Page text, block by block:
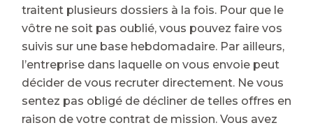
traitent plusieurs dossiers à la fois. Pour que le
vôtre ne soit pas oublié, vous pouvez faire vos
suivis sur une base hebdomadaire. Par ailleurs,
l’entreprise dans laquelle on vous envoie peut
décider de vous recruter directement. Ne vous
sentez pas obligé de décliner de telles offres en
raison de votre contrat de mission. Vous avez